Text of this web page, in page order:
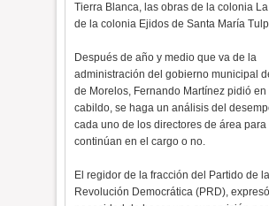
Tierra Blanca, las obras de la colonia
de la colonia Ejidos de Santa María
Después de año y medio que va de la
administración del gobierno municipal
de Morelos, Fernando Martínez pidió en
cabildo, se haga un análisis del
cada uno de los directores de área para
continúan en el cargo o no.
El regidor de la fracción del Partido de la
Revolución Democrática (PRD),